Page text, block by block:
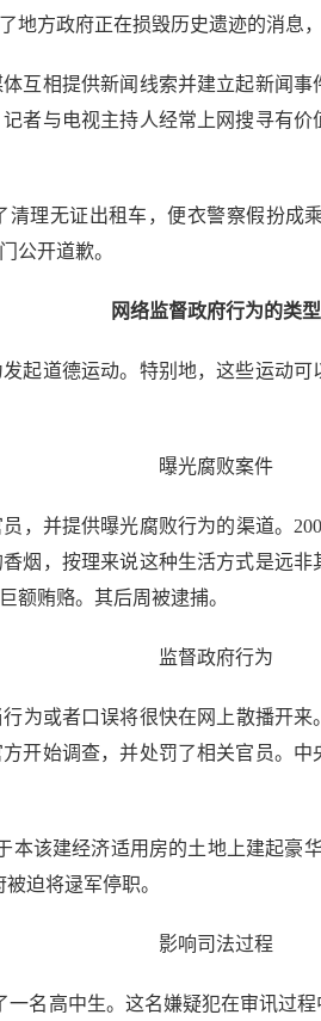
方政府正在损毁历史遗迹的消息
相提供新闻线索并建立起新闻事
者与电视主持人经常上网搜寻有
理无证出租车，便衣警察假扮成
公开道歉。
网络监督政府行为的类型
道德运动。特别地，这些运动可
曝光腐败案件
并提供曝光腐败行为的渠道。
烟，按理来说这种生活方式是远
额贿赂。其后周被逮捕。
监督政府行为
或者口误将很快在网上散播开来
开始调查，并处罚了相关官员。
该建经济适用房的土地上建起豪
迫将逯军停职。
影响司法过程
高中生。这名嫌疑犯在审讯过